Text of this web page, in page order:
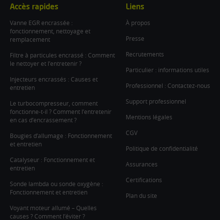
Accès rapides
Vanne EGR encrassée :
fonctionnement, nettoyage et
remplacement
Filtre à particules encrassé : Comment
le nettoyer et l’entretenir ?
Injecteurs encrassés : Causes et
entretien
Le turbocompresseur, comment
fonctionne-t-il ? Comment l’entretenir
en cas d’encrassement ?
Bougies d’allumage : Fonctionnement
et entretien
Catalyseur : Fonctionnement et
entretien
Sonde lambda ou sonde oxygène :
Fonctionnement et entretien
Voyant moteur allumé – Quelles
causes ? Comment l’éviter ?
Liens
À propos
Presse
Recrutements
Particulier : informations utiles
Professionnel : Contactez-nous
Support professionnel
Mentions légales
CGV
Politique de confidentialité
Assurances
Certifications
Plan du site